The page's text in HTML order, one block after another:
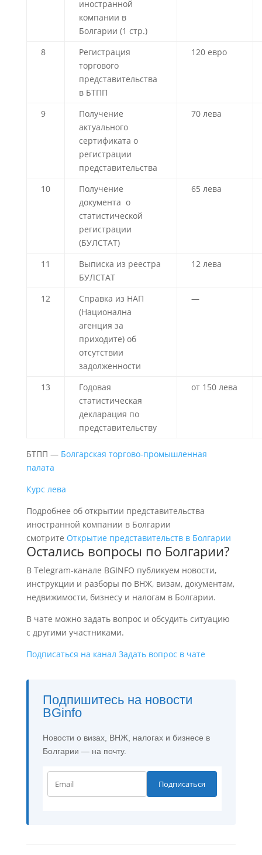
иностранной
компании в
Болгарии (1 стр.)
8
Регистрация
торгового
представительства
в БТПП
120 евро
9
Получение
актуального
сертификата о
регистрации
представительства
70 лева
10
Получение
документа о
статистической
регистрации
(БУЛСТАТ)
65 лева
11
Выписка из реестра
БУЛСТАТ
12 лева
12
Справка из НАП
(Национална
агенция за
приходите) об
отсутствии
задолженности
—
13
Годовая
статистическая
декларация по
представительству
от 150 лева
БТПП — Болгарская торгово-промышленная
палата
Курс лева
Подробнее об открытии представительства
иностранной компании в Болгарии
смотрите Открытие представительств в Болгарии
Остались вопросы по Болгарии?
В Telegram-канале BGINFO публикуем новости,
инструкции и разборы по ВНЖ, визам, документам,
недвижимости, бизнесу и налогам в Болгарии.
В чате можно задать вопрос и обсудить ситуацию
с другими участниками.
Подписаться на канал Задать вопрос в чате
Подпишитесь на новости
BGinfo
Новости о визах, ВНЖ, налогах и бизнесе в
Болгарии — на почту.
Подписаться